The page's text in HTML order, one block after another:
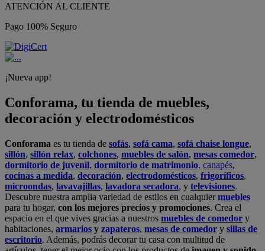
ATENCIÓN AL CLIENTE
Pago 100% Seguro
¡Nueva app!
Conforama, tu tienda de muebles,
decoración y electrodomésticos
Conforama es tu tienda de sofás, sofá cama, sofá chaise longue,
sillón, sillón relax, colchones, muebles de salón, mesas comedor,
dormitorio de juvenil, dormitorio de matrimonio, canapés,
cocinas a medida, decoración, electrodomésticos, frigoríficos,
microondas, lavavajillas, lavadora secadora, y televisiones.
Descubre nuestra amplia variedad de estilos en cualquiermuebles
para tu hogar, con los mejores precios y promociones. Crea el
espacio en el que vives gracias a nuestros muebles de comedor y
habitaciones, armarios y zapateros, mesas de comedor y sillas de
escritorio. Además, podrás decorar tu casa con multitud de